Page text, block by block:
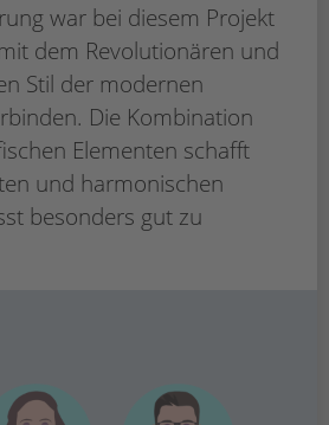
war bei diesem Projekt
dem Revolutionären und
Stil der modernen
Die Kombination
Elementen schafft
und harmonischen
besonders gut zu